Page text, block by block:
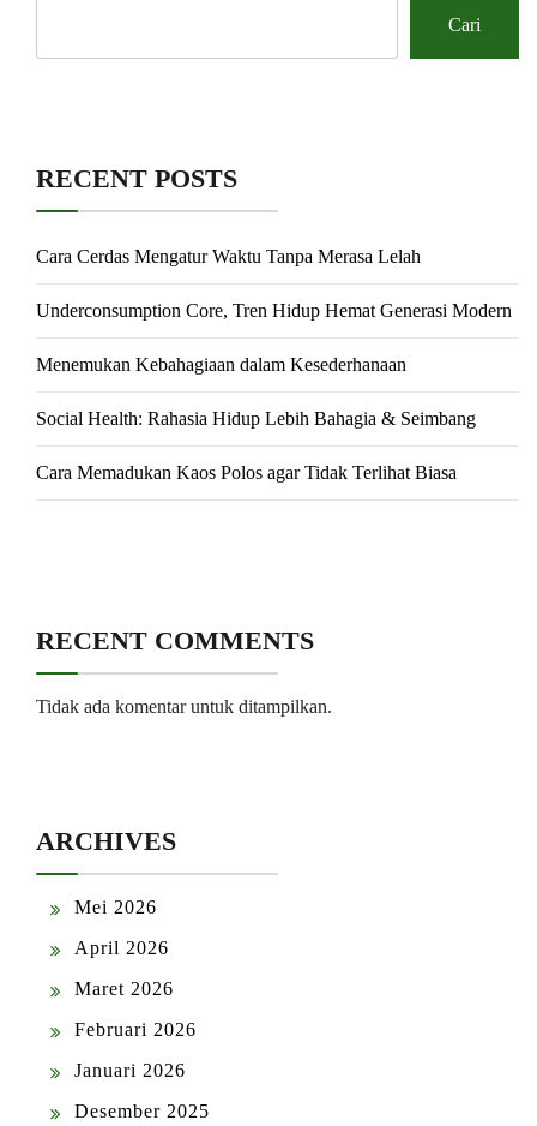
Cari
RECENT POSTS
Cara Cerdas Mengatur Waktu Tanpa Merasa Lelah
Underconsumption Core, Tren Hidup Hemat Generasi Modern
Menemukan Kebahagiaan dalam Kesederhanaan
Social Health: Rahasia Hidup Lebih Bahagia & Seimbang
Cara Memadukan Kaos Polos agar Tidak Terlihat Biasa
RECENT COMMENTS
Tidak ada komentar untuk ditampilkan.
ARCHIVES
Mei 2026
April 2026
Maret 2026
Februari 2026
Januari 2026
Desember 2025